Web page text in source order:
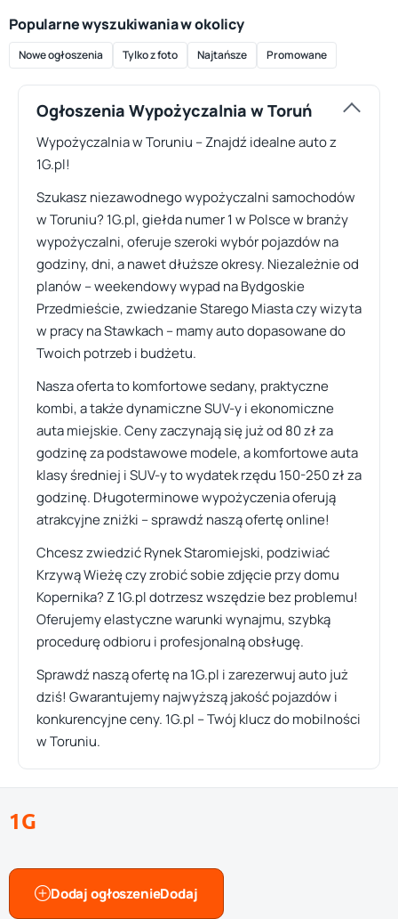
Popularne wyszukiwania w okolicy
Nowe ogłoszenia Tylko z foto Najtańsze Promowane
Ogłoszenia Wypożyczalnia w Toruń
Wypożyczalnia w Toruniu – Znajdź idealne auto z
1G.pl!
Szukasz niezawodnego wypożyczalni samochodów
w Toruniu? 1G.pl, giełda numer 1 w Polsce w branży
wypożyczalni, oferuje szeroki wybór pojazdów na
godziny, dni, a nawet dłuższe okresy. Niezależnie od
planów – weekendowy wypad na Bydgoskie
Przedmieście, zwiedzanie Starego Miasta czy wizyta
w pracy na Stawkach – mamy auto dopasowane do
Twoich potrzeb i budżetu.
Nasza oferta to komfortowe sedany, praktyczne
kombi, a także dynamiczne SUV-y i ekonomiczne
auta miejskie. Ceny zaczynają się już od 80 zł za
godzinę za podstawowe modele, a komfortowe auta
klasy średniej i SUV-y to wydatek rzędu 150-250 zł za
godzinę. Długoterminowe wypożyczenia oferują
atrakcyjne zniżki – sprawdź naszą ofertę online!
Chcesz zwiedzić Rynek Staromiejski, podziwiać
Krzywą Wieżę czy zrobić sobie zdjęcie przy domu
Kopernika? Z 1G.pl dotrzesz wszędzie bez problemu!
Oferujemy elastyczne warunki wynajmu, szybką
procedurę odbioru i profesjonalną obsługę.
Sprawdź naszą ofertę na 1G.pl i zarezerwuj auto już
dziś! Gwarantujemy najwyższą jakość pojazdów i
konkurencyjne ceny. 1G.pl – Twój klucz do mobilności
w Toruniu.
1G
Dodaj ogłoszenie